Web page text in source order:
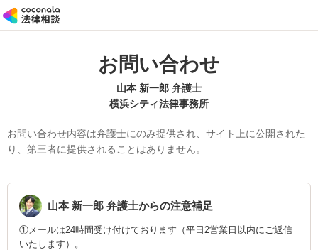
お問い合わせ
山本 新一郎 弁護士
横浜シティ法律事務所
お問い合わせ内容は弁護士にのみ提供され、サイト上に公開された
り、第三者に提供されることはありません。
山本 新一郎 弁護士からの注意補足
①メールは24時間受け付けております（平日2営業日以内にご返信
いたします）。